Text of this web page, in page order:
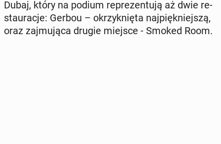
Dubaj, który na podium re­pre­zen­tu­ją aż dwie re­
stau­ra­cje: Gerbou – okrzyk­nię­ta naj­pięk­niej­szą,
oraz zaj­mu­ją­ca drugie miejsce - Smoked Room.